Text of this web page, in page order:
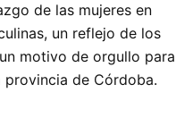
de las mujeres en
un reflejo de los
motivo de orgullo para
de Córdoba.